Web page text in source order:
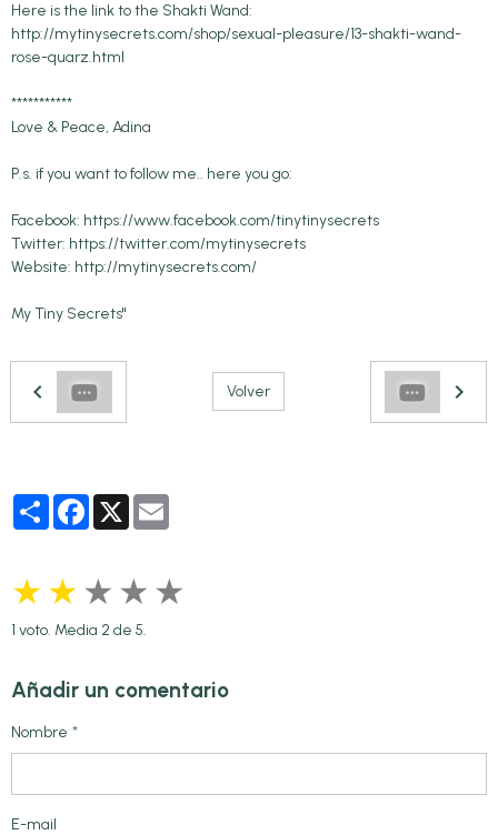
Here is the link to the Shakti Wand:
http://mytinysecrets.com/shop/sexual-pleasure/13-shakti-wand-
rose-quarz.html
***********
Love & Peace, Adina
P.s. if you want to follow me.. here you go:
Facebook: https://www.facebook.com/tinytinysecrets
Twitter: https://twitter.com/mytinysecrets
Website: http://mytinysecrets.com/
My Tiny Secrets"
Volver
PartagerFacebook
X
★★★ ★ ★
1 voto. Media 2de 5.
Añadir un comentario
Nombre
E-mail